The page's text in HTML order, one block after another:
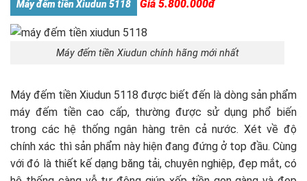
Máy đếm tiền Xiudun 5118 Giá 5.800.000đ
Máy đếm tiền Xiudun chính hãng mới nhất
Máy đếm tiền Xiudun 5118 được biết đến là dòng sản phẩm
máy đếm tiền cao cấp, thường được sử dụng phổ biến
trong các hệ thống ngân hàng trên cả nước. Xét về độ
chính xác thì sản phẩm này hiện đang đứng ở top đầu. Cùng
với đó là thiết kế dạng băng tải, chuyên nghiệp, đẹp mắt, có